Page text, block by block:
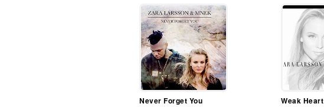
Never Forget You